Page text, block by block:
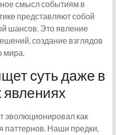
смысл событиям в
представляют собой
шансов. Это явление
создание взглядов
мира.
суть даже в
эволюционировал как
паттернов. Наши предки,